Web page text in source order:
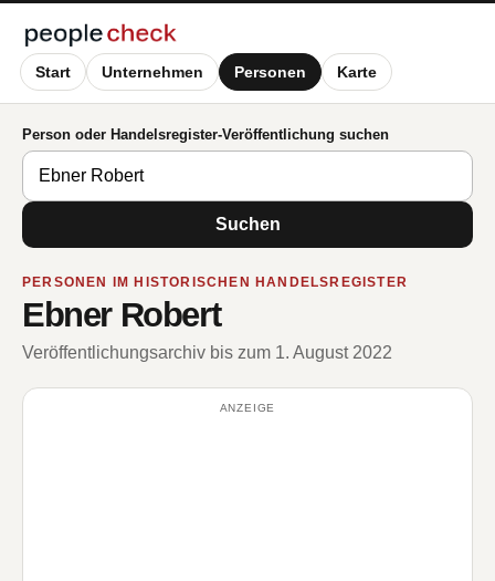
Start Unternehmen Personen Karte
Person oder Handelsregister-Veröffentlichung suchen
Suchen
PERSONEN IM HISTORISCHEN HANDELSREGISTER
Ebner Robert
Veröffentlichungsarchiv bis zum 1. August 2022
ANZEIGE